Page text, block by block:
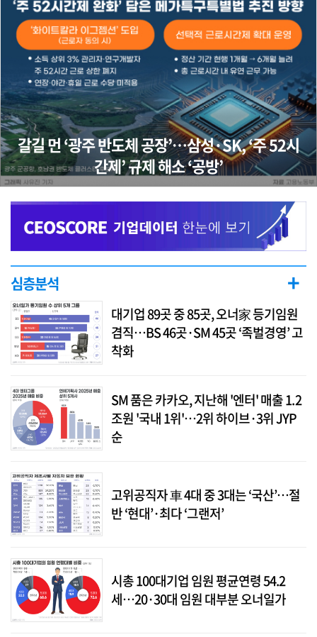
갈길 먼 ‘광주 반도체 공장’…삼성·SK, ‘주 52시
간제’ 규제 해소 ‘공방’
심층분석 +
대기업 89곳 중 85곳, 오너家 등기임원
겸직…BS 46곳·SM 45곳 ‘족벌경영’ 고
착화
SM 품은 카카오, 지난해 '엔터' 매출 1.2
조원 '국내 1위'…2위 하이브·3위 JYP
순
고위공직자 車 4대 중 3대는 ‘국산’…절
반 ‘현대’·최다 ‘그랜저’
시총 100대기업 임원 평균연령 54.2
세…20·30대 임원 대부분 오너일가